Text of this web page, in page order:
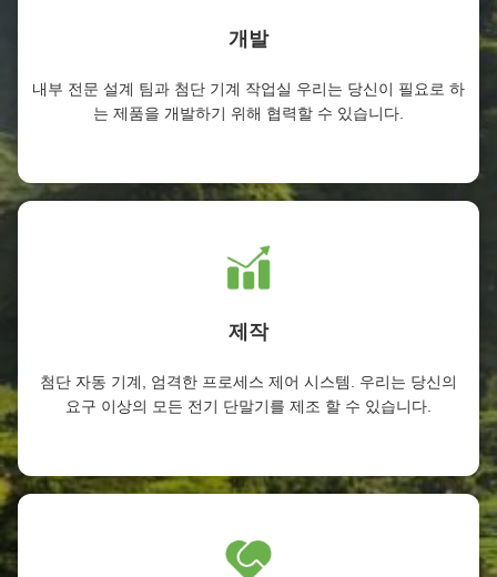
개발
내부 전문 설계 팀과 첨단 기계 작업실 우리는 당신이 필요로 하
는 제품을 개발하기 위해 협력할 수 있습니다.
제작
첨단 자동 기계, 엄격한 프로세스 제어 시스템. 우리는 당신의
요구 이상의 모든 전기 단말기를 제조 할 수 있습니다.